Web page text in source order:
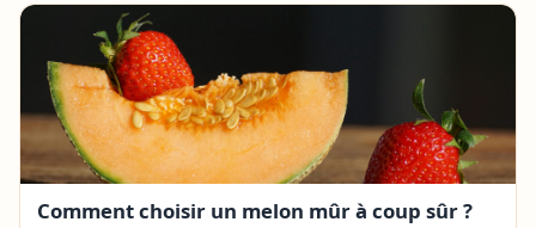
Comment choisir un melon mûr à coup sûr ?